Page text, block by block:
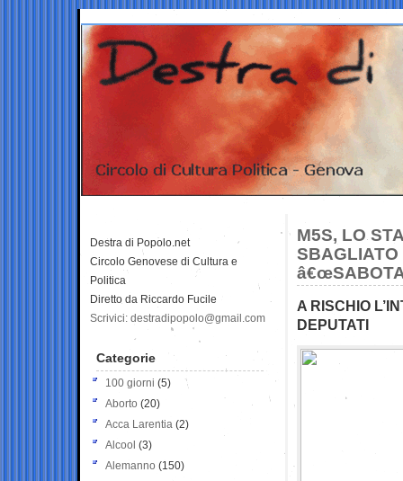
M5S, LO
SBAGLIATO
A RISCHIO
DEPUTATI
Destra di Popolo.net
Circolo Genovese di Cultura e
Politica
Diretto da Riccardo Fucile
Scrivici: destradipopolo@gmail.com
Categorie
100 giorni (5)
Aborto (20)
Acca Larentia (2)
Alcool (3)
Alemanno (150)